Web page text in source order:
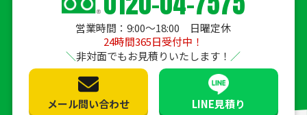
営業時間：9:00〜18:00 日曜定休
24時間365日受付中！
非対面でもお見積りいたします！
メール問い合わせ LINE見積り